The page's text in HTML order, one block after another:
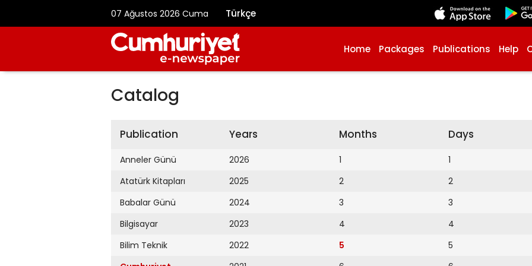
07 Ağustos 2026 Cuma Türkçe
Home Packages Publications Help
Catalog
Publication
Anneler Günü
Atatürk Kitapları
Babalar Günü
Bilgisayar
Bilim Teknik
Years
2026
2025
2024
2023
2022
Months
1
2
3
4
5
Days
1
2
3
4
5